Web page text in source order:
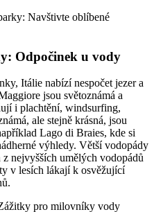
Odpočinek u vody
Itálie nabízí nespočet jezer a
jsou světoznámá a
i plachtění, windsurfing,
ale stejně krásná, jsou
Lago di Braies, kde si
výhledy. Větší vodopády
nejvyšších umělých vodopádů
v lesích lákají k osvěžující